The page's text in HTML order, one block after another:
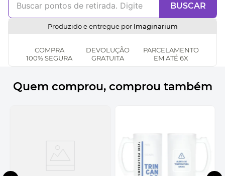
BUSCAR
Produzido e entregue por Imaginarium
COMPRA
100% SEGURA
DEVOLUÇÃO
GRATUITA
PARCELAMENTO
EM ATÉ 6X
Quem comprou, comprou também